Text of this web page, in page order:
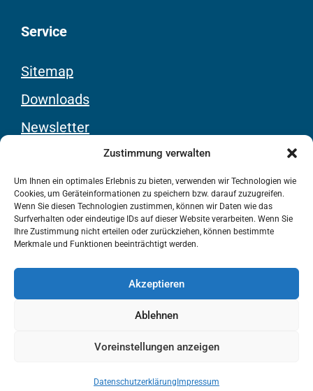
Zustimmung verwalten
Um Ihnen ein optimales Erlebnis zu bieten, verwenden wir Technologien wie
Cookies, um Geräteinformationen zu speichern bzw. darauf zuzugreifen.
Wenn Sie diesen Technologien zustimmen, können wir Daten wie das
Surfverhalten oder eindeutige IDs auf dieser Website verarbeiten. Wenn Sie
Ihre Zustimmung nicht erteilen oder zurückziehen, können bestimmte
Merkmale und Funktionen beeinträchtigt werden.
Akzeptieren
Ablehnen
Voreinstellungen anzeigen
Datenschutzerklärung Impressum
Service
Sitemap
Downloads
Newsletter
Youtube-Kanal
Rechtliches
Kontakt
Impressum
Datenschutz
© 2025ZWAR e.V.